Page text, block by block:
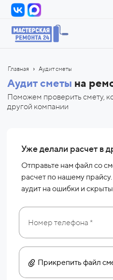
Главная › Аудит сметы
Аудит сметы на
Поможем проверить смету,
другой компании
Уже делали расчет в
Отправьте нам файл со
расчет по нашему
аудит на ошибки и
Прикрепить файл